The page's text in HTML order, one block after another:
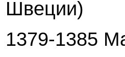
Швеции)
1379-1385